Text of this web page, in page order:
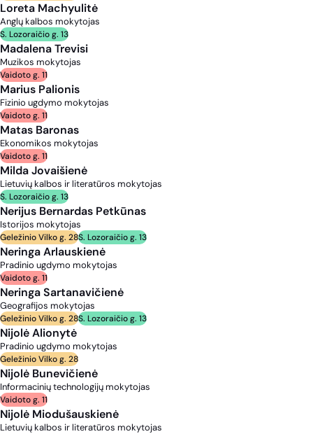
Loreta Machyulitė
Anglų kalbos mokytojas
S. Lozoraičio g. 13
Madalena Trevisi
Muzikos mokytojas
Vaidoto g. 11
Marius Palionis
Fizinio ugdymo mokytojas
Vaidoto g. 11
Matas Baronas
Ekonomikos mokytojas
Vaidoto g. 11
Milda Jovaišienė
Lietuvių kalbos ir literatūros mokytojas
S. Lozoraičio g. 13
Nerijus Bernardas Petkūnas
Istorijos mokytojas
Geležinio Vilko g. 28S. Lozoraičio g. 13
Neringa Arlauskienė
Pradinio ugdymo mokytojas
Vaidoto g. 11
Neringa Sartanavičienė
Geografijos mokytojas
Geležinio Vilko g. 28S. Lozoraičio g. 13
Nijolė Alionytė
Pradinio ugdymo mokytojas
Geležinio Vilko g. 28
Nijolė Bunevičienė
Informacinių technologijų mokytojas
Vaidoto g. 11
Nijolė Miodušauskienė
Lietuvių kalbos ir literatūros mokytojas